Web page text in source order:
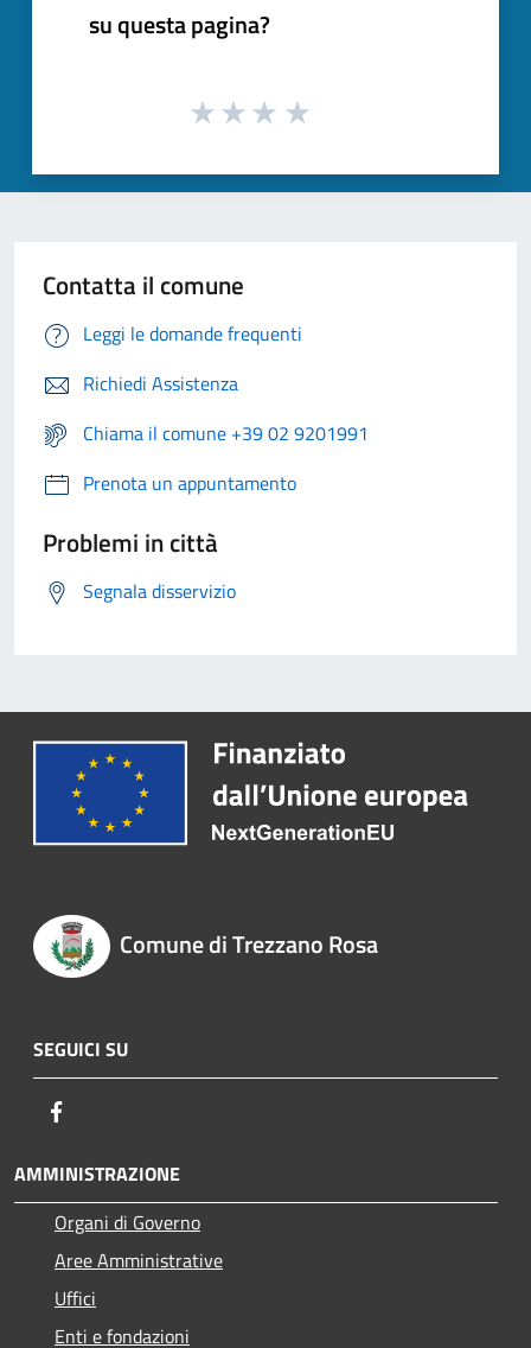
su questa pagina?
Contatta il comune
Leggi le domande frequenti
Richiedi Assistenza
Chiama il comune +39 02 9201991
Prenota un appuntamento
Problemi in città
Segnala disservizio
Comune di Trezzano Rosa
SEGUICI SU
AMMINISTRAZIONE
Organi di Governo
Aree Amministrative
Uffici
Enti e fondazioni